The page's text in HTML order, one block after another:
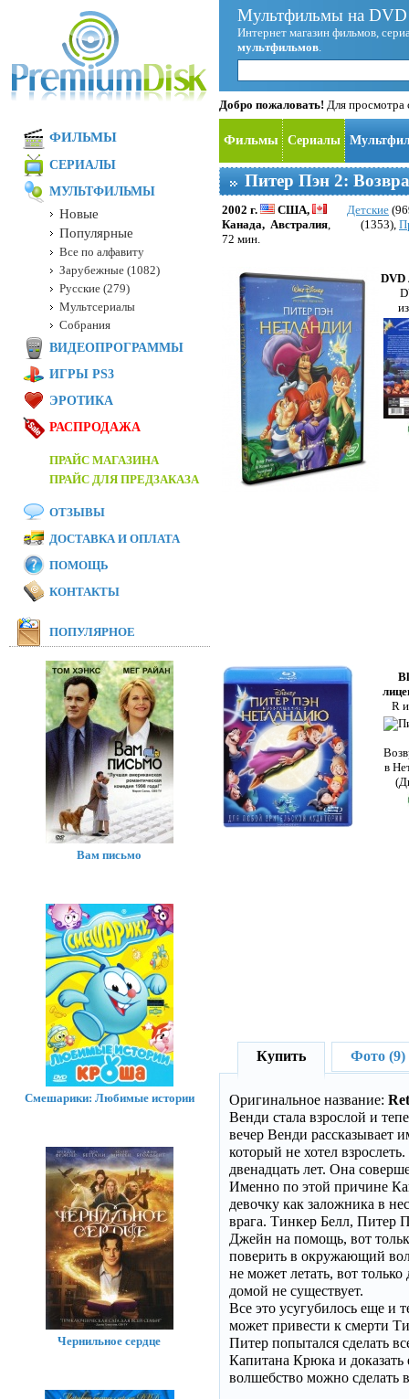
Мультфильмы на
Интернет магазин фильмов,
мультфильмов.
Добро пожаловать! Для просмотра
Фильмы Сериалы
Питер Пэн 2:
2002 г.
США,
Канада, Австралия,
72 мин.
Детские
(1353),
DVD
R
Купить Фото (9)
Оригинальное название:
Венди стала взрослой и
вечер Венди рассказывает
который не хотел
двенадцать лет. Она
Именно по этой причине
девочку как заложника в
врага. Тинкер Белл,
Джейн на помощь, вот
поверить в окружающий
не может летать, вот
домой не существует.
Все это усугубилось еще и
может привести к смерти
Питер попытался сделать
Капитана Крюка и
волшебство можно сделать
ФИЛЬМЫ
СЕРИАЛЫ
МУЛЬТФИЛЬМЫ
Новые
Популярные
Все по алфавиту
Зарубежные (1082)
Русские (279)
Мультсериалы
Собрания
ВИДЕОПРОГРАММЫ
ИГРЫ PS3
ЭРОТИКА
РАСПРОДАЖА
ПРАЙС МАГАЗИНА
ПРАЙС ДЛЯ ПРЕДЗАКАЗА
ОТЗЫВЫ
ДОСТАВКА И ОПЛАТА
ПОМОЩЬ
КОНТАКТЫ
ПОПУЛЯРНОЕ
Вам письмо
Смешарики: Любимые истории
Чернильное сердце